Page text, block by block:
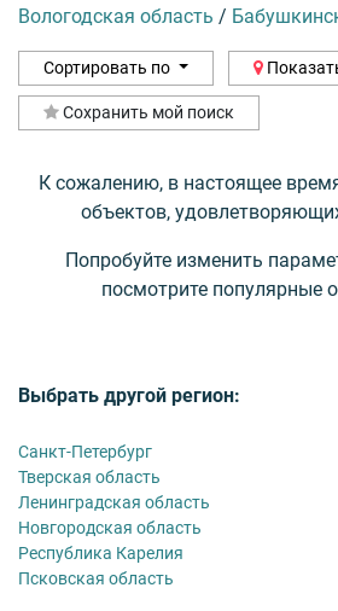
Вологодская область /
Сортировать по
Сохранить мой поиск
К сожалению, в настоящее
объектов,
Попробуйте изменить
посмотрите популярные
Выбрать другой регион:
Санкт-Петербург
Тверская область
Ленинградская область
Новгородская область
Республика Карелия
Псковская область